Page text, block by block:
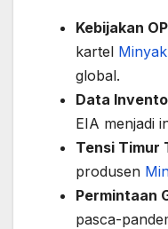
Kebijakan
kartel Minyak
global.
Data
EIA menjadi
Tensi Timur
produsen
Permintaan
pasca-